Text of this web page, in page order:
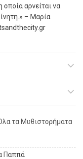
οποία αρνείται να
– Μαρία
τα Μυθιστορήματα
Παππά